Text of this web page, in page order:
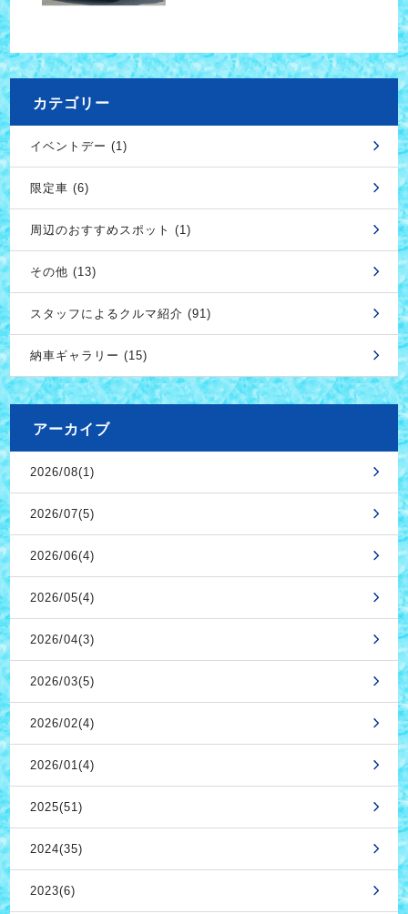
カテゴリー
イベントデー (1)
限定車 (6)
周辺のおすすめスポット (1)
その他 (13)
スタッフによるクルマ紹介 (91)
納車ギャラリー (15)
アーカイブ
2026/08(1)
2026/07(5)
2026/06(4)
2026/05(4)
2026/04(3)
2026/03(5)
2026/02(4)
2026/01(4)
2025(51)
2024(35)
2023(6)